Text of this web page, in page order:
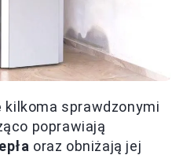
kilkoma sprawdzonymi
poprawiają
oraz obniżają jej